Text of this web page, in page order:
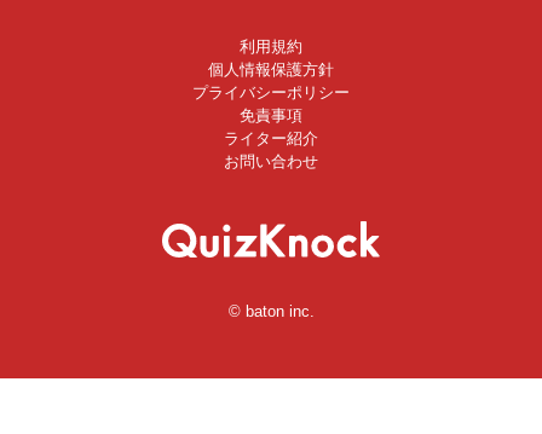
利用規約
個人情報保護方針
プライバシーポリシー
免責事項
ライター紹介
お問い合わせ
© baton inc.